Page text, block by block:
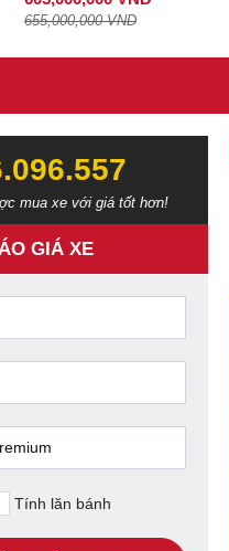
655,000,000 VND
mua xe với giá tốt hơn!
GIÁ XE
Tính lăn bánh